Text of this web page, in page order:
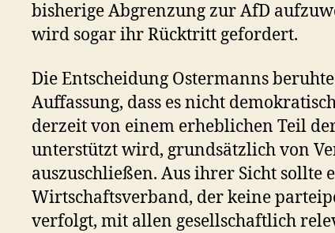
bisherige Abgrenzung zur AfD
wird sogar ihr Rücktritt gefordert.
Die Entscheidung Ostermanns
Auffassung, dass es nicht
derzeit von einem erheblichen Teil
unterstützt wird, grundsätzlich von
auszuschließen. Aus ihrer Sicht sollte
Wirtschaftsverband, der keine
verfolgt, mit allen gesellschaftlich